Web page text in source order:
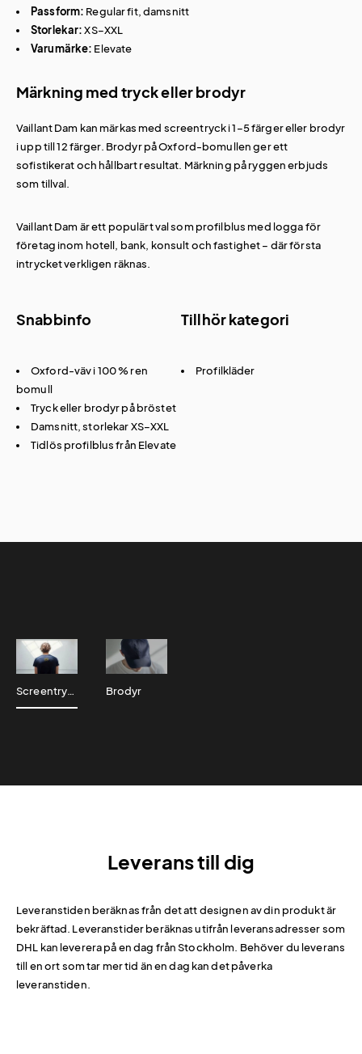
Passform: Regular fit, damsnitt
Storlekar:XS–XXL
Varumärke: Elevate
Märkning med tryck eller brodyr
Vaillant Dam kan märkas med screentryck i 1–5 färger eller brodyr
i upp till 12 färger. Brodyr på Oxford-bomullen ger ett
sofistikerat och hållbart resultat. Märkning på ryggen erbjuds
som tillval.
Vaillant Dam är ett populärt val som profilblus med loggaför
företag inom hotell, bank, konsult och fastighet – där första
intrycket verkligen räknas.
Snabbinfo
Oxford-väv i 100 % ren
bomull
Tryck eller brodyr på bröstet
Damsnitt, storlekar XS–XXL
Tidlös profilblus från Elevate
Tillhör kategori
Profilkläder
Screentryck Brodyr
Leverans till dig
Leveranstiden beräknas från det att designen av din produkt är
bekräftad. Leveranstider beräknas utifrån leveransadresser som
DHL kan leverera på en dag från Stockholm. Behöver du leverans
till en ort som tar mer tid än en dag kan det påverka
leveranstiden.